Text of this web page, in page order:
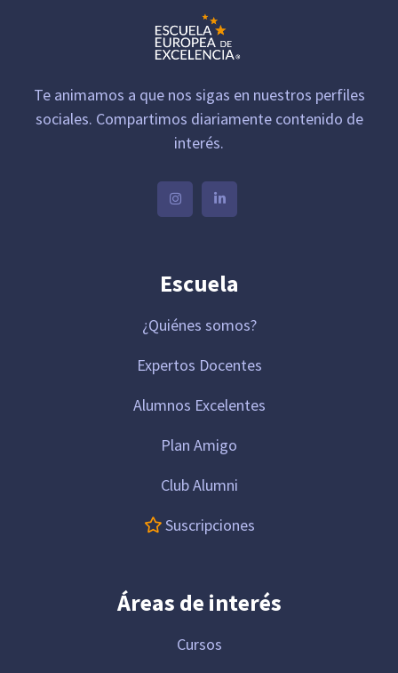
Te animamos a que nos sigas en nuestros perfiles
sociales. Compartimos diariamente contenido de
interés.
Escuela
¿Quiénes somos?
Expertos Docentes
Alumnos Excelentes
Plan Amigo
Club Alumni
Suscripciones
Áreas de interés
Cursos